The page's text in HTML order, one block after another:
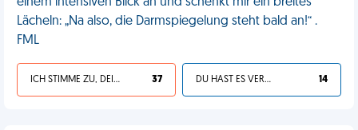
Lächeln: „Na also, die Darmspiegelung steht bald an!“ .
FML
ICH STIMME ZU, DEIN LEBEN IST SCHEISSE 37 DU HAST ES VERDIENT 14